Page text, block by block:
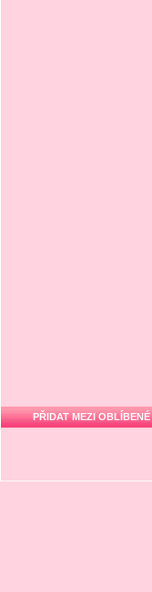
PŘIDAT MEZI OBLÍBENÉ